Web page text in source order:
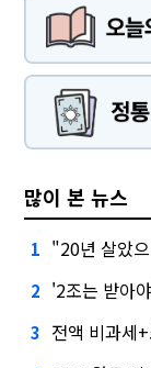
많이 본 뉴스
1 "20년 살았
2 '2조는 받아
3 전액 비과세